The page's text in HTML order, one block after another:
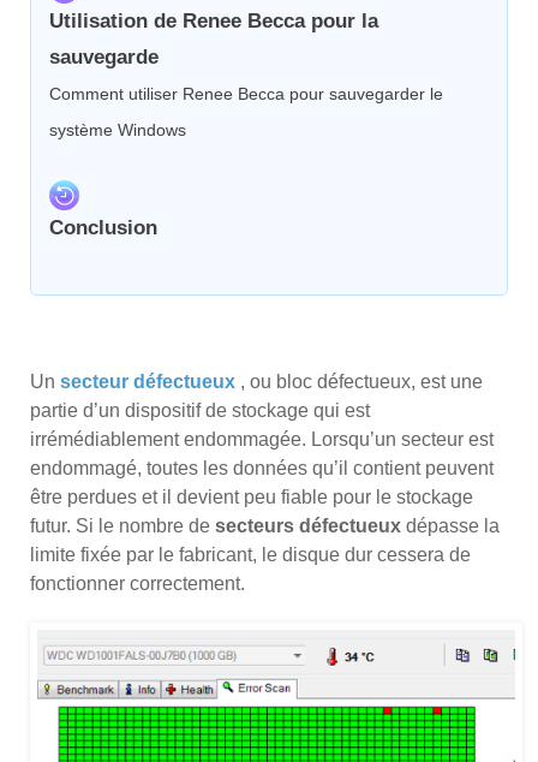
Utilisation de Renee Becca pour la
sauvegarde
Comment utiliser Renee Becca pour sauvegarder le
système Windows
Conclusion
Un secteur défectueux , ou bloc défectueux, est une
partie d’un dispositif de stockage qui est
irrémédiablement endommagée. Lorsqu’un secteur est
endommagé, toutes les données qu’il contient peuvent
être perdues et il devient peu fiable pour le stockage
futur. Si le nombre de secteurs défectueux dépasse la
limite fixée par le fabricant, le disque dur cessera de
fonctionner correctement.